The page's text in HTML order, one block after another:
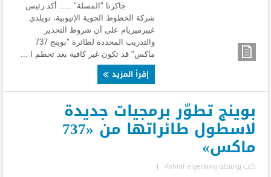
جاكرتا "المسلة" ..... أكد رئيس
شركة الخطوط الجوية الإثيوبية، تويلدي
غيبرميريام على أن شروط التحذير
والتدريب المحددة لطائرة "بوينج 737
ماكس" قد تكون غير كافية بعد تحطم ا ...
إقرأ المزيد
بوينج تطوّر برمجيات جديدة
لاسطول طائراتها من «737
ماكس»
كتب بواسطةAshraf elgedawy
|